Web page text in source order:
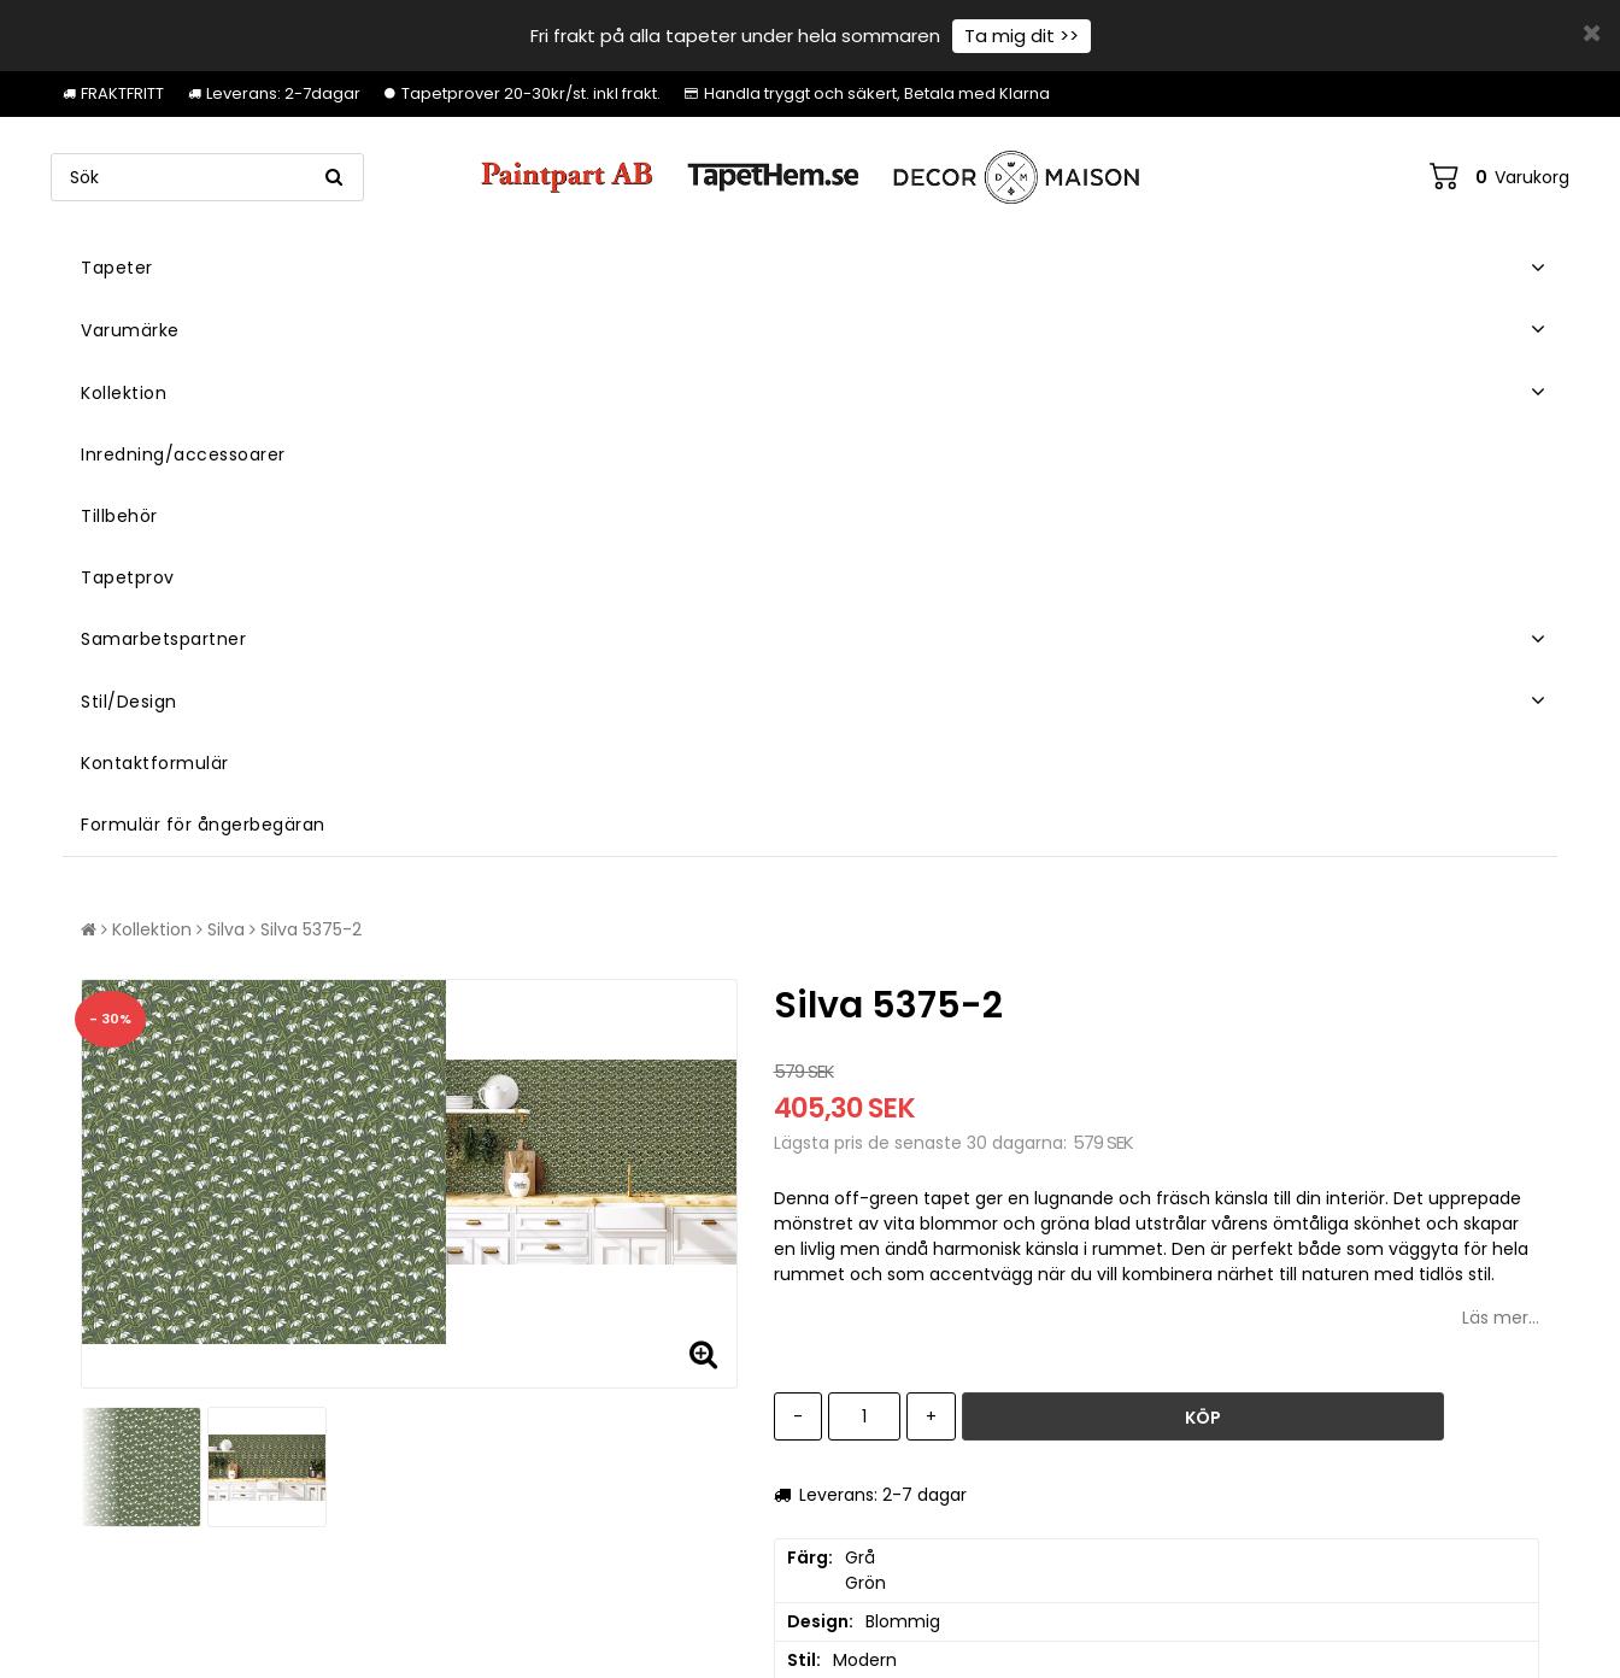
Fri frakt på alla tapeter under hela sommaren Ta mig dit >>
FRAKTFRITT Leverans: 2-7dagar Tapetprover 20-30kr/st. inkl frakt. Handla tryggt och säkert, Betala med Klarna
0 Varukorg
Tapeter
Varumärke
Kollektion
Inredning/accessoarer
Tillbehör
Tapetprov
Samarbetspartner
Stil/Design
Kontaktformulär
Formulär för ångerbegäran
Kollektion Silva Silva 5375-2
- 30% Silva 5375-2
579 SEK
405,30 SEK
Lägsta pris de senaste 30 dagarna 579 SEK
Denna off-green tapet ger en lugnande och fräsch känsla till din interiör. Det upprepade
mönstret av vita blommor och gröna blad utstrålar vårens ömtåliga skönhet och skapar
en livlig men ändå harmonisk känsla i rummet. Den är perfekt både som väggyta för hela
rummet och som accentvägg när du vill kombinera närhet till naturen med tidlös stil.
Läs mer...
- + KÖP
Leverans: 2-7 dagar
Färg
Grå
Grön
Design
Blommig
Stil
Modern